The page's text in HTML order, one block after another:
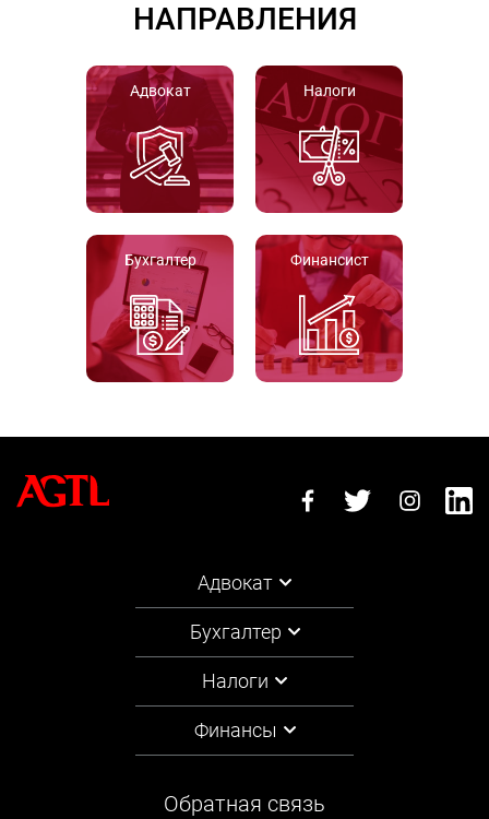
НАПРАВЛЕНИЯ
Адвокат Налоги
Бухгалтер Финансист
Адвокат
Бухгалтер
Налоги
Финансы
Обратная связь